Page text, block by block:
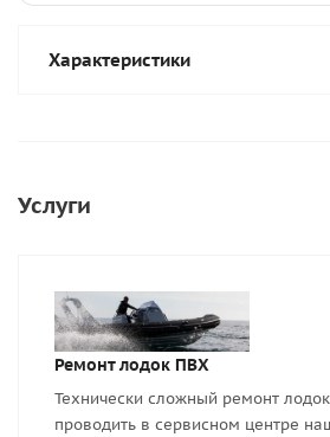
Характеристики
Услуги
Ремонт лодок ПВХ
Технически сложный ремонт
проводить в сервисном центре